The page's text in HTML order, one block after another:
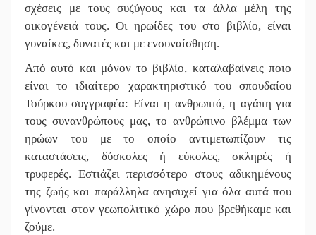
σχέσεις με τους συζύγους και τα άλλα μέλη της
οικογένειά τους. Οι ηρωίδες του στο βιβλίο, είναι
γυναίκες, δυνατές και με ενσυναίσθηση.
Από αυτό και μόνον το βιβλίο, καταλαβαίνεις ποιο
είναι το ιδιαίτερο χαρακτηριστικό του σπουδαίου
Τούρκου συγγραφέα: Είναι η ανθρωπιά, η αγάπη για
τους συνανθρώπους μας, το ανθρώπινο βλέμμα των
ηρώων του με το οποίο αντιμετωπίζουν τις
καταστάσεις, δύσκολες ή εύκολες, σκληρές ή
τρυφερές. Εστιάζει περισσότερο στους αδικημένους
της ζωής και παράλληλα ανησυχεί για όλα αυτά που
γίνονται στον γεωπολιτικό χώρο που βρεθήκαμε και
ζούμε.